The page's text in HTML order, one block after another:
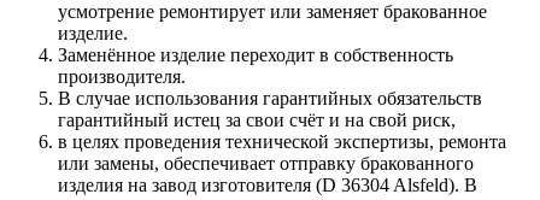
усмотрение ремонтирует или заменяет бракованное
изделие.
Заменённое изделие переходит в собственность
производителя.
В случае использования гарантийных обязательств
гарантийный истец за свои счёт и на свой риск,
в целях проведения технической экспертизы, ремонта
или замены, обеспечивает отправку бракованного
изделия на завод изготовителя (D 36304 Alsfeld). В